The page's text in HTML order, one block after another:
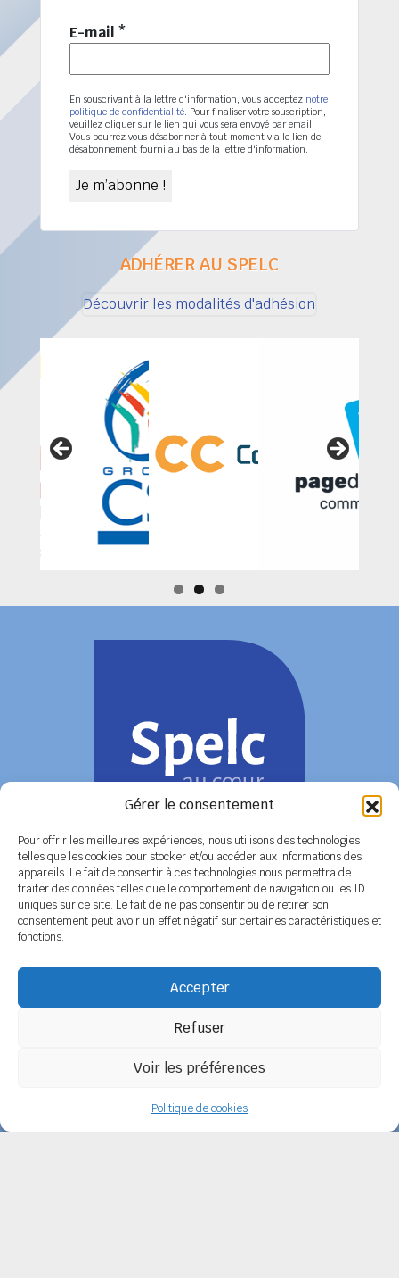
Gérer le consentement
Pour offrir les meilleures expériences, nous utilisons des technologies
telles que les cookies pour stocker et/ou accéder aux informations des
appareils. Le fait de consentir à ces technologies nous permettra de
traiter des données telles que le comportement de navigation ou les ID
uniques sur ce site. Le fait de ne pas consentir ou de retirer son
consentement peut avoir un effet négatif sur certaines caractéristiques et
fonctions.
Accepter
Refuser
Voir les préférences
Politique de cookies
E-mail *
En souscrivant à la lettre d'information, vous acceptez notre
politique de confidentialité. Pour finaliser votre souscription,
veuillez cliquer sur le lien qui vous sera envoyé par email.
Vous pourrez vous désabonner à tout moment via le lien de
désabonnement fourni au bas de la lettre d'information.
ADHÉRER AU SPELC
Découvrir les modalités d'adhésion
COORDONNÉES
Siège social6 rue de Tolbiac - 37100 TOURS
Tél. 02 47 51 89 78 / 06 08 86 79 50
SecrétariatBP 14 - 79800 LA MOTHE SAINT HERAY
Tél. 05 49 04 91 45 / 06 14 12 56 26
Mentions légales | Politique de confidentialité